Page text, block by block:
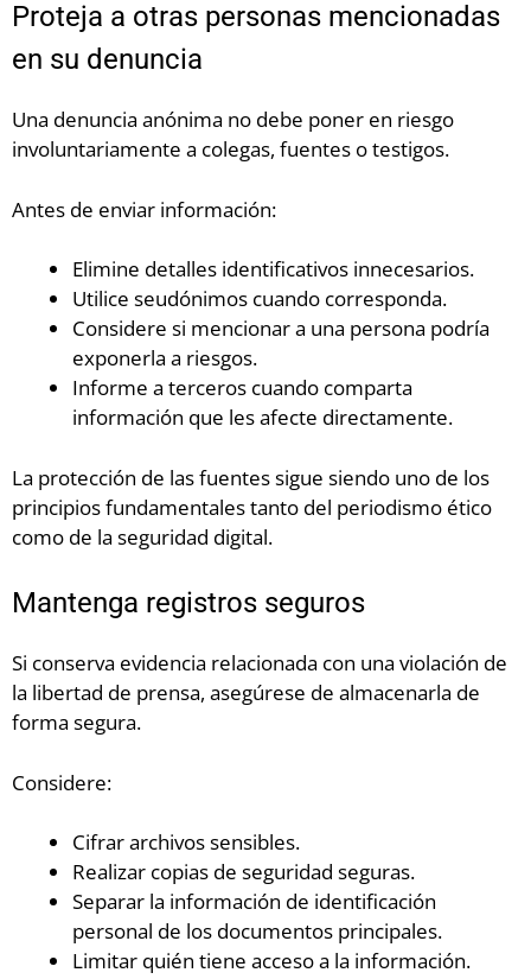
Proteja a otras personas mencionadas
en su denuncia
Una denuncia anónima no debe poner en riesgo
involuntariamente a colegas, fuentes o testigos.
Antes de enviar información:
Elimine detalles identificativos innecesarios.
Utilice seudónimos cuando corresponda.
Considere si mencionar a una persona podría
exponerla a riesgos.
Informe a terceros cuando comparta
información que les afecte directamente.
La protección de las fuentes sigue siendo uno de los
principios fundamentales tanto del periodismo ético
como de la seguridad digital.
Mantenga registros seguros
Si conserva evidencia relacionada con una violación de
la libertad de prensa, asegúrese de almacenarla de
forma segura.
Considere:
Cifrar archivos sensibles.
Realizar copias de seguridad seguras.
Separar la información de identificación
personal de los documentos principales.
Limitar quién tiene acceso a la información.